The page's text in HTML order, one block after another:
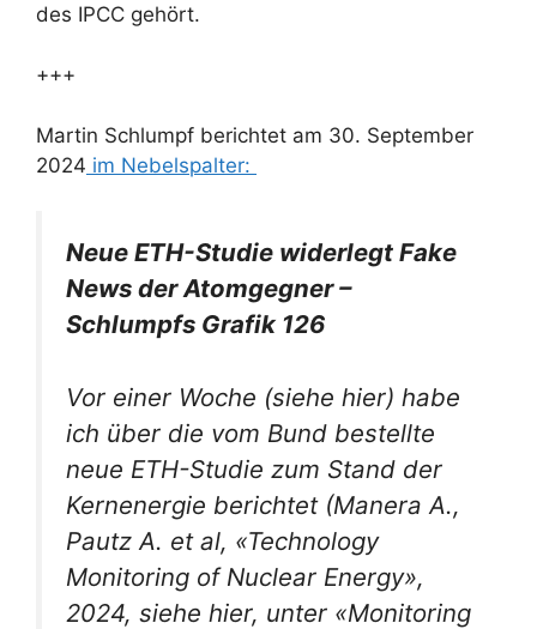
des IPCC gehört.
+++
Martin Schlumpf berichtet am 30. September
2024 im Nebelspalter:
Neue ETH-Studie widerlegt Fake
News der Atomgegner –
Schlumpfs Grafik 126
Vor einer Woche (siehe hier) habe
ich über die vom Bund bestellte
neue ETH-Studie zum Stand der
Kernenergie berichtet (Manera A.,
Pautz A. et al, «Technology
Monitoring of Nuclear Energy»,
2024, siehe hier, unter «Monitoring